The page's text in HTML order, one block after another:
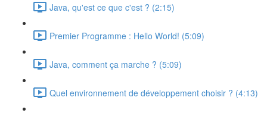
Java, qu'est ce que c'est ? (2:15)
Premier Programme : Hello World! (5:09)
Java, comment ça marche ? (5:09)
Quel environnement de développement choisir ? (4:13)